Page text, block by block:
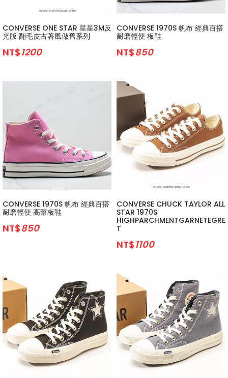
CONVERSE ONE STAR 星星3M反
光版 翻毛皮古著風做舊系列
NT$1200
CONVERSE 1970S 帆布 經典百搭
耐磨輕便 板鞋
NT$850
CONVERSE 1970S 帆布 經典百搭
耐磨輕便 高幫板鞋
NT$850
CONVERSE CHUCK TAYLOR ALL
STAR 1970S
HIGHPARCHMENTGARNETEGRE
T
NT$1100